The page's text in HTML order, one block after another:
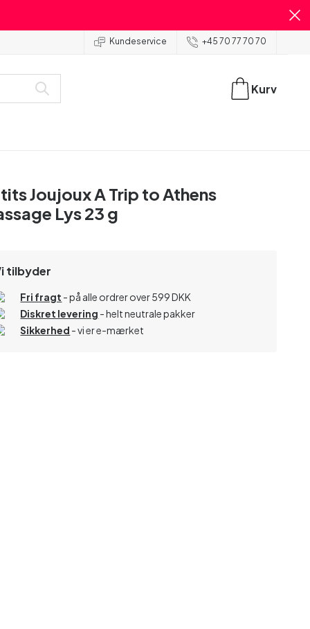
Kundeservice +45 70 77 70 70
Kurv
Joujoux A Trip to Athens
Lys 23 g
tilbyder
Fri fragt - på alle ordrer over 599 DKK
Diskret levering - helt neutrale pakker
Sikkerhed - vi er e-mærket